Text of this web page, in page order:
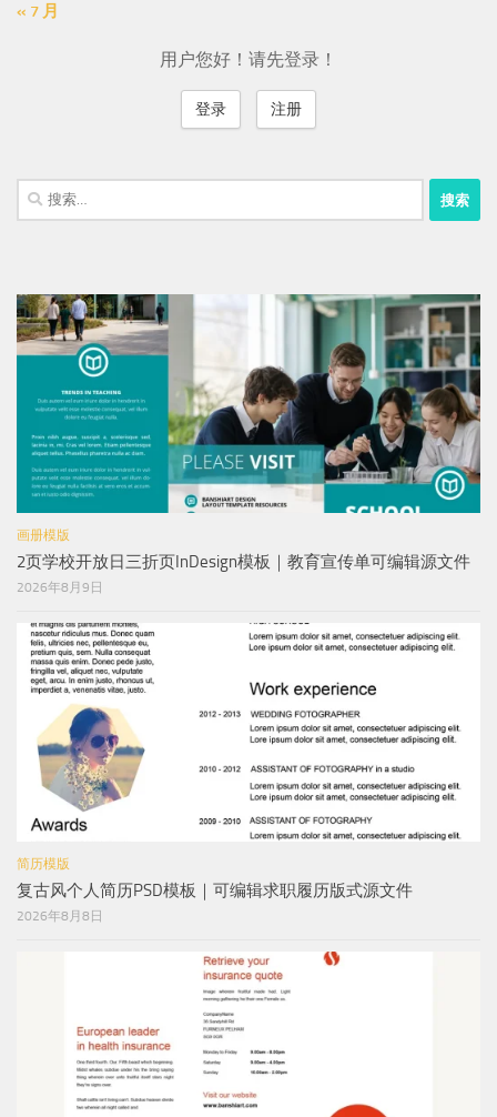
« 7 月
用户您好！请先登录！
登录 注册
搜
索：
画册模版
2页学校开放日三折页InDesign模板｜教育宣传单可编辑源文件
2026年8月9日
简历模版
复古风个人简历PSD模板｜可编辑求职履历版式源文件
2026年8月8日